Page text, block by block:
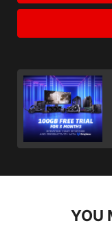
YOU